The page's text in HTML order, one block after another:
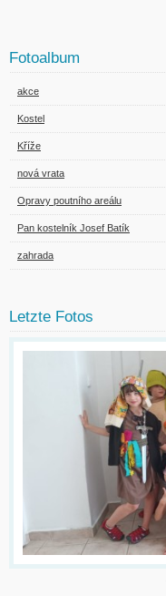
Fotoalbum
akce
Kostel
Kříže
nová vrata
Opravy poutního areálu
Pan kostelník Josef Batík
zahrada
Letzte Fotos